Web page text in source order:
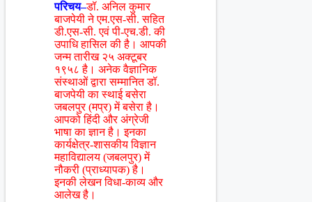
परिचय–डॉ. अनिल कुमार
बाजपेयी ने एम.एस-सी. सहित
डी.एस-सी. एवं पी-एच.डी. की
उपाधि हासिल की है। आपकी
जन्म तारीख २५ अक्टूबर
१९५८ है। अनेक वैज्ञानिक
संस्थाओं द्वारा सम्मानित डॉ.
बाजपेयी का स्थाई बसेरा
जबलपुर (मप्र) में बसेरा है।
आपको हिंदी और अंग्रेजी
भाषा का ज्ञान है। इनका
कार्यक्षेत्र-शासकीय विज्ञान
महाविद्यालय (जबलपुर) में
नौकरी (प्राध्यापक) है।
इनकी लेखन विधा-काव्य और
आलेख है।